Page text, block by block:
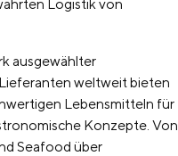
Logistik von
ausgewählter
weltweit bieten
Lebensmitteln für
Konzepte. Von
Seafood über